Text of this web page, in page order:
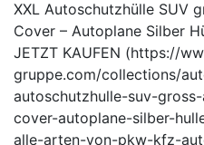
XXL Autoschutzhülle SUV
Cover – Autoplane Silber
JETZT KAUFEN (https://
gruppe.com/collections/
autoschutzhulle-suv-
cover-autoplane-silber-
alle-arten-von-pkw-kfz-